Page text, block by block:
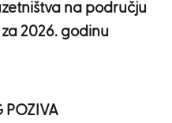
na području
2026. godinu
POZIVA